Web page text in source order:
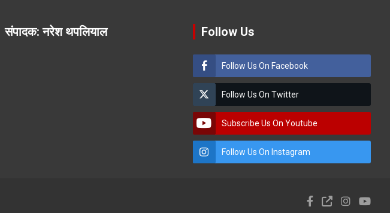
संपादक: नरेश थपलियाल Follow Us
Follow Us On Facebook
Follow Us On Twitter
Subscribe Us On Youtube
Follow Us On Instagram